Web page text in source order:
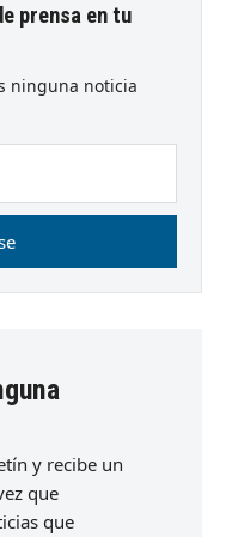
prensa en tu
ninguna noticia
y recibe un
que
que